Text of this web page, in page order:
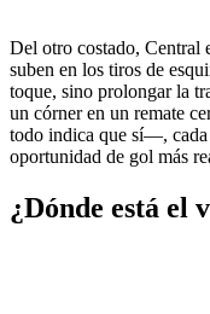
Del otro costado, Central
suben en los tiros de
toque, sino prolongar la
un córner en un remate
todo indica que sí—, cada
oportunidad de gol más
¿Dónde está el